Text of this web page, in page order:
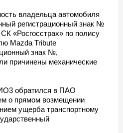
владельца автомобиля
регистрационный знак №
«Росгосстрах» по полису
Mazda Tribute
знак №,
причинены механические
обратился в ПАО
о прямом возмещении
ущерба транспортному